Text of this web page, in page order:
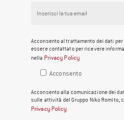
Acconsento al trattamento dei dati
essere contattato per ricevere
nella Privacy Policy
Acconsento
Acconsento alla comunicazione dei
sulle attività del Gruppo Niko Romito,
Privacy Policy